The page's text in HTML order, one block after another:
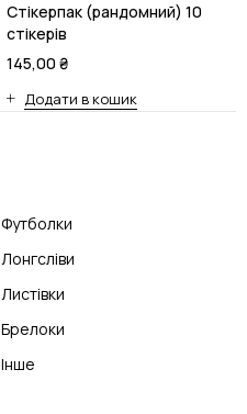
Стікерпак (рандомний) 10
стікерів
145,00 ₴
Додати в кошик
Футболки
Лонгсліви
Листівки
Брелоки
Інше